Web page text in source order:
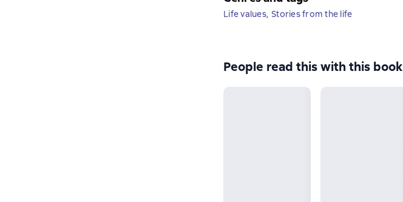
Life values, Stories from the life
People read this with this book